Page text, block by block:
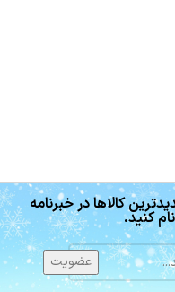
کالاها در خبرنامه
کنید.